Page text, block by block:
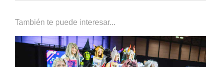
También te puede interesar...